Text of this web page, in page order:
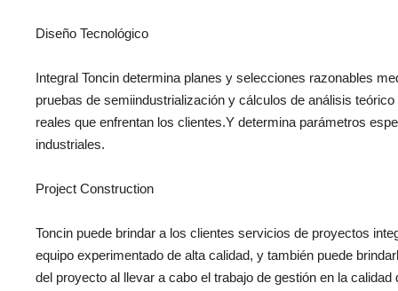
Diseño Tecnológico
Integral Toncin determina planes y selecciones razonables
pruebas de semiindustrialización y cálculos de análisis
reales que enfrentan los clientes.Y determina parámetros
industriales.
Project Construction
Toncin puede brindar a los clientes servicios de proyectos
equipo experimentado de alta calidad, y también puede
del proyecto al llevar a cabo el trabajo de gestión en la